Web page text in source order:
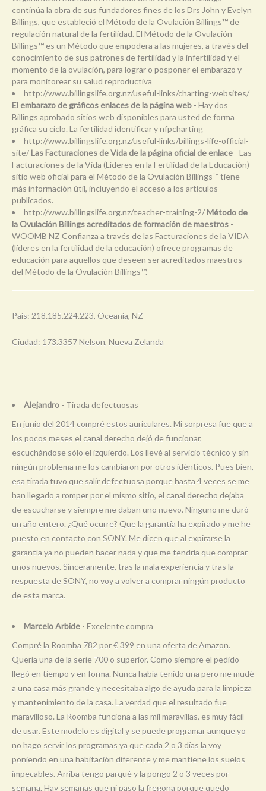
continúa la obra de sus fundadores fines de los Drs John y Evelyn
Billings, que estableció el Método de la Ovulación Billings™ de
regulación natural de la fertilidad. El Método de la Ovulación
Billings™ es un Método que empodera a las mujeres, a través del
conocimiento de sus patrones de fertilidad y la infertilidad y el
momento de la ovulación, para lograr o posponer el embarazo y
para monitorear su salud reproductiva
http://www.billingslife.org.nz/useful-links/charting-websites/
El embarazo de gráficos enlaces de la página web - Hay dos
Billings aprobado sitios web disponibles para usted de forma
gráfica su ciclo. La fertilidad identificar y nfpcharting
http://www.billingslife.org.nz/useful-links/billings-life-official-
site/Las Facturaciones de Vida de la página oficial de enlace - Las
Facturaciones de la Vida (Líderes en la Fertilidad de la Educación)
sitio web oficial para el Método de la Ovulación Billings™ tiene
más información útil, incluyendo el acceso a los artículos
publicados.
http://www.billingslife.org.nz/teacher-training-2/Método de
la Ovulación Billings acreditados de formación de maestros -
WOOMB NZ Confianza a través de las Facturaciones de la VIDA
(líderes en la fertilidad de la educación) ofrece programas de
educación para aquellos que deseen ser acreditados maestros
del Método de la Ovulación Billings™.
País: 218.185.224.223, Oceanía, NZ
Ciudad: 173.3357 Nelson, Nueva Zelanda
Alejandro - Tirada defectuosas
En junio del 2014 compré estos auriculares. Mi sorpresa fue que a
los pocos meses el canal derecho dejó de funcionar,
escuchándose sólo el izquierdo. Los llevé al servicio técnico y sin
ningún problema me los cambiaron por otros idénticos. Pues bien,
esa tirada tuvo que salir defectuosa porque hasta 4 veces se me
han llegado a romper por el mismo sitio, el canal derecho dejaba
de escucharse y siempre me daban uno nuevo. Ninguno me duró
un año entero. ¿Qué ocurre? Que la garantía ha expirado y me he
puesto en contacto con SONY. Me dicen que al expirarse la
garantía ya no pueden hacer nada y que me tendría que comprar
unos nuevos. Sinceramente, tras la mala experiencia y tras la
respuesta de SONY, no voy a volver a comprar ningún producto
de esta marca.
Marcelo Arbide - Excelente compra
Compré la Roomba 782 por € 399 en una oferta de Amazon.
Quería una de la serie 700 o superior. Como siempre el pedido
llegó en tiempo y en forma. Nunca había tenido una pero me mudé
a una casa más grande y necesitaba algo de ayuda para la limpieza
y mantenimiento de la casa. La verdad que el resultado fue
maravilloso. La Roomba funciona a las mil maravillas, es muy fácil
de usar. Este modelo es digital y se puede programar aunque yo
no hago servir los programas ya que cada 2 o 3 días la voy
poniendo en una habitación diferente y me mantiene los suelos
impecables. Arriba tengo parqué y la pongo 2 o 3 veces por
semana. Hay semanas que ni paso la fregona porque quedo